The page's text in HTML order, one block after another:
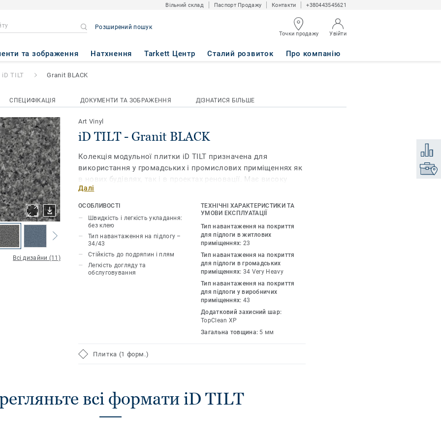
Вільний склад Паспорт Продажу Контакти +380443545621
Розширений пошук
Точки продажу Увійти
та зображення Натхнення Tarkett Центр Сталий розвиток Про компанію
iD TILT Granit BLACK
СПЕЦИФІКАЦІЯ ДОКУМЕНТИ ТА ЗОБРАЖЕННЯ ДІЗНАТИСЯ БІЛЬШЕ
Всі дизайни (11)
Art Vinyl
iD TILT - Granit BLACK
Колекція модульної плитки iD TILT призначена для
використання у громадських і промислових приміщеннях як
в нових будівлях, так і в проектах реновації. Має високу
якість та помірну вартість і дозволяє заощадити не лише
гроші, але й час. Адже завдяки зручній системі, за
допомогою якої плитки з’єднуються між собою, їхнє
укладання проходить набагато легше та швидше. Колекція
випускається в двох зручних форматах. Кожна плитка
пройшла унікальну обробку Top Clean для захисту поверхні,
що гарантує довговічність і легкість догляду.
Далі
ОСОБЛИВОСТІ
Швидкість і легкість укладання:
без клею
Тип навантаження на підлогу –
34/43
Стійкість до подряпин і плям
Легкість догляду та
обслуговування
ТЕХНІЧНІ ХАРАКТЕРИСТИКИ ТА
УМОВИ ЕКСПЛУАТАЦІЇ
Тип навантаження на покриття
для підлоги в житлових
приміщеннях: 23
Тип навантаження на покриття
для підлоги в громадських
приміщеннях: 34 Very Heavy
Тип навантаження на покриття
для підлоги у виробничих
приміщеннях: 43
Додатковий захисний шар:
TopClean XP
Загальна товщина: 5 мм
Плитка (1 форм.)
всі формати iD TILT